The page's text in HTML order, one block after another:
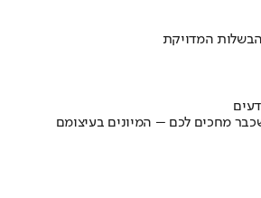
המדויקת
מחכים לכם – המיונים בעיצומם